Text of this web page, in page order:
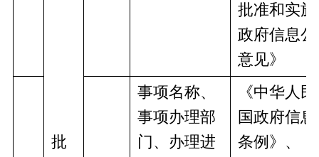
批
批准和实
政府信息
意见》
事项名称、
事项办理部
门、办理进
《中华人
国政府信
条例》、